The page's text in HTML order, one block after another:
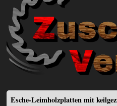
Esche-Leimholzplatten mit